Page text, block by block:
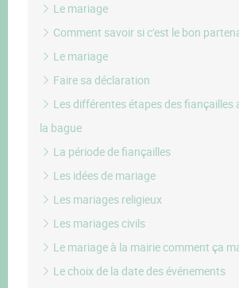
Le mariage
Comment savoir si c'est le bon
Le mariage
Faire sa déclaration
Les différentes étapes des fiançailles
la bague
La période de fiançailles
Les idées de mariage
Les mariages religieux
Les mariages civils
Le mariage à la mairie comment ça
Le choix de la date des événements